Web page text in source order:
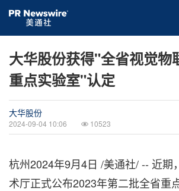
大华股份获得"全省视觉物
重点实验室"认定
大华股份
2024-09-04 10:06 10523
杭州2024年9月4日 /美通社/ -- 近期
术厅正式公布2023年第二批全省重